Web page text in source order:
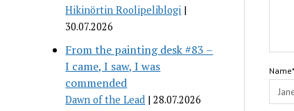
Hikinörtin Roolipeliblogi
30.07.2026
From the painting desk #83 –
I came, I saw, I was
commended
Dawn of the Lead 28.07.2026
Name*